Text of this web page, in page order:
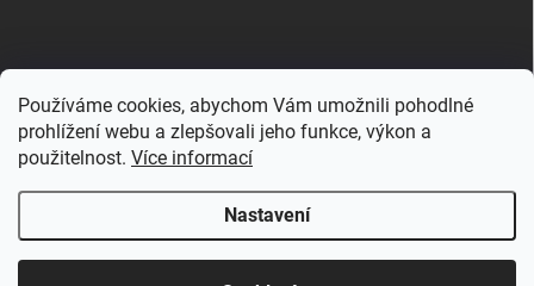
Používáme cookies, abychom Vám umožnili pohodlné
prohlížení webu a zlepšovali jeho funkce, výkon a
použitelnost. Více informací
Nastavení
Copyright 2026Zahulíme.cz. Všechna práva vyhrazena.